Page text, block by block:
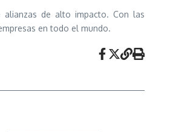
alianzas de alto impacto. Con las
en todo el mundo.